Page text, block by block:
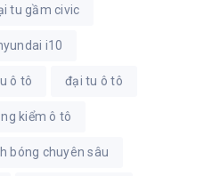
tu gầm civic
i10
ô tô đại tu ô tô
kiểm ô tô
bóng chuyên sâu